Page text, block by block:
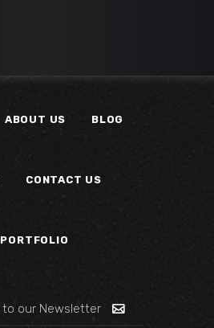
ABOUT US BLOG
CONTACT US
PORTFOLIO